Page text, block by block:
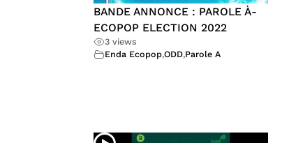
BANDE ANNONCE : PAROLE À-
ECOPOP ELECTION 2022
3 views
Enda Ecopop,ODD,Parole A